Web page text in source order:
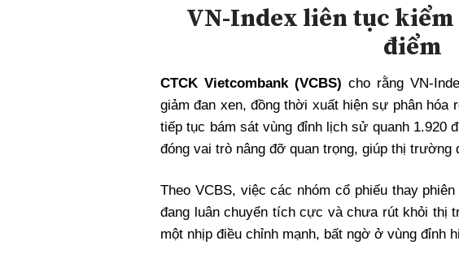
VN-Index liên tục kiểm
điểm
CTCK Vietcombank (VCBS) cho rằng VN-
giảm đan xen, đồng thời xuất hiện sự phân hóa
tiếp tục bám sát vùng đỉnh lịch sử quanh 1.920
đóng vai trò nâng đỡ quan trọng, giúp thị trường
Theo VCBS, việc các nhóm cổ phiếu thay
đang luân chuyển tích cực và chưa rút khỏi thị
một nhịp điều chỉnh mạnh, bất ngờ ở vùng đỉnh